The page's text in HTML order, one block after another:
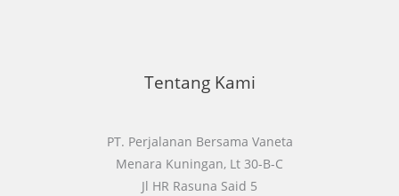
Tentang Kami
PT. Perjalanan Bersama Vaneta
Menara Kuningan, Lt 30-B-C
Jl HR Rasuna Said 5